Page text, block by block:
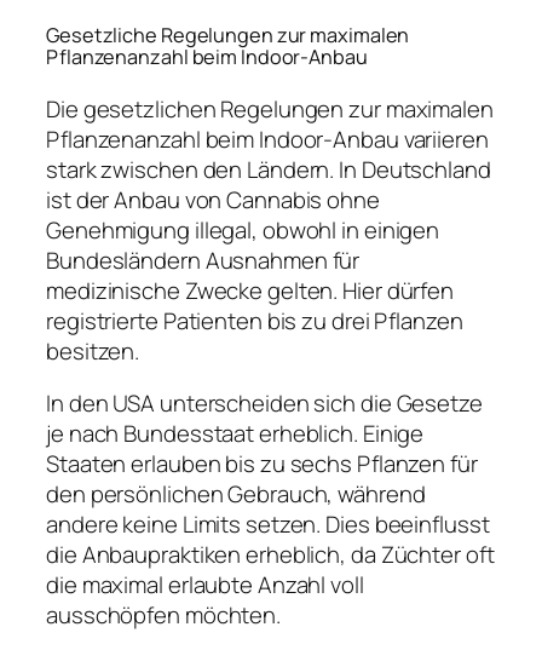
Gesetzliche Regelungen zur maximalen
Pflanzenanzahl beim Indoor-Anbau
Die gesetzlichen Regelungen zur maximalen
Pflanzenanzahl beim Indoor-Anbau variieren
stark zwischen den Ländern. In Deutschland
ist der Anbau von Cannabis ohne
Genehmigung illegal, obwohl in einigen
Bundesländern Ausnahmen für
medizinische Zwecke gelten. Hier dürfen
registrierte Patienten bis zu drei Pflanzen
besitzen.
In den USA unterscheiden sich die Gesetze
je nach Bundesstaat erheblich. Einige
Staaten erlauben bis zu sechs Pflanzen für
den persönlichen Gebrauch, während
andere keine Limits setzen. Dies beeinflusst
die Anbaupraktiken erheblich, da Züchter oft
die maximal erlaubte Anzahl voll
ausschöpfen möchten.